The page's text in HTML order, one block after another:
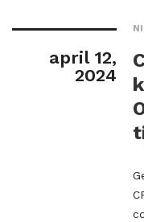
april 12,
2024